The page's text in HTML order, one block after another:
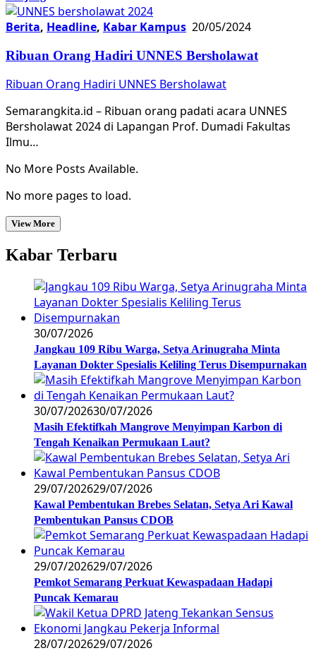
Berita, Headline, Kabar Kampus 20/05/2024
Ribuan Orang Hadiri UNNES Bersholawat
Ribuan Orang Hadiri UNNES Bersholawat
Semarangkita.id – Ribuan orang padati acara UNNES
Bersholawat 2024 di Lapangan Prof. Dumadi Fakultas
Ilmu…
No More Posts Available.
No more pages to load.
View More
Kabar Terbaru
30/07/2026
Jangkau 109 Ribu Warga, Setya Arinugraha Minta
Layanan Dokter Spesialis Keliling Terus Disempurnakan
30/07/202630/07/2026
Masih Efektifkah Mangrove Menyimpan Karbon di
Tengah Kenaikan Permukaan Laut?
29/07/202629/07/2026
Kawal Pembentukan Brebes Selatan, Setya Ari Kawal
Pembentukan Pansus CDOB
29/07/202629/07/2026
Pemkot Semarang Perkuat Kewaspadaan Hadapi
Puncak Kemarau
28/07/202629/07/2026